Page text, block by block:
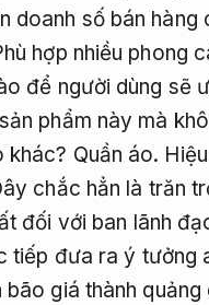
doanh số bán hàng
hợp nhiều phong
để người dùng sẽ
phẩm này mà
khác? Quần áo.
chắc hẳn là trăn
đối với ban lãnh
tiếp đưa ra ý tưởng
giá thành quảng